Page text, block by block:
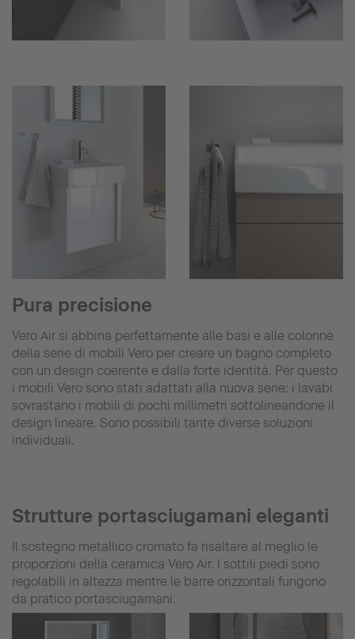
Pura precisione
Vero Air si abbina perfettamente alle basi e alle colonne
della serie di mobili Vero per creare un bagno completo
con un design coerente e dalla forte identità. Per questo
i mobili Vero sono stati adattati alla nuova serie: i lavabi
sovrastano i mobili di pochi millimetri sottolineandone il
design lineare. Sono possibili tante diverse soluzioni
individuali.
Strutture portasciugamani eleganti
Il sostegno metallico cromato fa risaltare al meglio le
proporzioni della ceramica Vero Air. I sottili piedi sono
regolabili in altezza mentre le barre orizzontali fungono
da pratico portasciugamani.